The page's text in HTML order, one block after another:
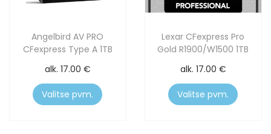
Angelbird AV PRO
CFexpress Type A 1TB
alk. 17.00 €
Valitse pvm.
Lexar CFexpress Pro
Gold R1900/W1500 1TB
alk. 17.00 €
Valitse pvm.